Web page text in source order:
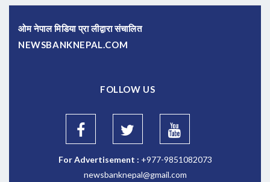
ओम नेपाल मिडिया प्रा लीद्वारा संचालित
NEWSBANKNEPAL.COM
FOLLOW US
For Advertisement : +977-9851082073
newsbanknepal@gmail.com